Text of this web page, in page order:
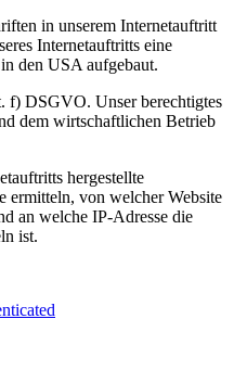
in unserem Internetauftritt
Internetauftritts eine
den USA aufgebaut.
f) DSGVO. Unser berechtigtes
dem wirtschaftlichen Betrieb
hergestellte
ermitteln, von welcher Website
an welche IP-Adresse die
ist.